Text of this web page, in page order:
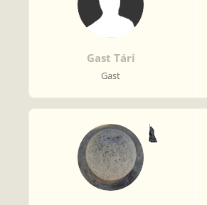
Gast Tári
Gast